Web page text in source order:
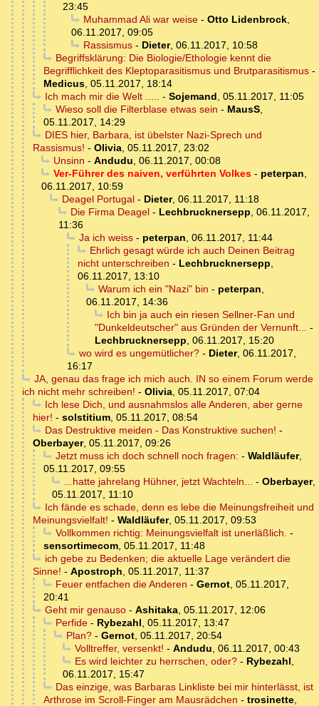
23:45
Muhammad Ali war weise- Otto Lidenbrock,
06.11.2017, 09:05
Rassismus- Dieter, 06.11.2017, 10:58
Begriffsklärung: Die Biologie/Ethologie kennt die
Begrifflichkeit des Kleptoparasitismus und Brutparasitismus -
Medicus, 05.11.2017, 18:14
Ich mach mir die Welt ..... - Sojemand, 05.11.2017, 11:05
Wieso soll die Filterblase etwas sein - MausS,
05.11.2017, 14:29
DIES hier, Barbara, ist übelster Nazi-Sprech und
Rassismus! - Olivia, 05.11.2017, 23:02
Unsinn - Andudu, 06.11.2017, 00:08
Ver-Führer des naiven, verführten Volkes- peterpan,
06.11.2017, 10:59
Deagel Portugal- Dieter, 06.11.2017, 11:18
Die Firma Deagel- Lechbrucknersepp, 06.11.2017,
11:36
Ja ich weiss- peterpan, 06.11.2017, 11:44
Ehrlich gesagt würde ich auch Deinen Beitrag
nicht unterschreiben - Lechbrucknersepp,
06.11.2017, 13:10
Warum ich ein "Nazi" bin - peterpan,
06.11.2017, 14:36
Ich bin ja auch ein riesen Sellner-Fan und
"Dunkeldeutscher" aus Gründen der Vernunft... -
Lechbrucknersepp, 06.11.2017, 15:20
wo wird es ungemütlicher?- Dieter, 06.11.2017,
16:17
JA, genau das frage ich mich auch. IN so einem Forum werde
ich nicht mehr schreiben! - Olivia, 05.11.2017, 07:04
Ich lese Dich, und ausnahmslos alle Anderen, aber gerne
hier! - solstitium, 05.11.2017, 08:54
Das Destruktive meiden - Das Konstruktive suchen! -
Oberbayer, 05.11.2017, 09:26
Jetzt muss ich doch schnell noch fragen: - Waldläufer,
05.11.2017, 09:55
...hatte jahrelang Hühner, jetzt Wachteln... - Oberbayer,
05.11.2017, 11:10
Ich fände es schade, denn es lebe die Meinungsfreiheit und
Meinungsvielfalt! - Waldläufer, 05.11.2017, 09:53
Vollkommen richtig: Meinungsvielfalt ist unerläßlich. -
sensortimecom, 05.11.2017, 11:48
ich gebe zu Bedenken; die aktuelle Lage verändert die
Sinne! - Apostroph, 05.11.2017, 11:37
Feuer entfachen die Anderen - Gernot, 05.11.2017,
20:41
Geht mir genauso- Ashitaka, 05.11.2017, 12:06
Perfide- Rybezahl, 05.11.2017, 13:47
Plan?- Gernot, 05.11.2017, 20:54
Volltreffer, versenkt! - Andudu, 06.11.2017, 00:43
Es wird leichter zu herrschen, oder?- Rybezahl,
06.11.2017, 15:47
Das einzige, was Barbaras Linkliste bei mir hinterlässt, ist
Arthrose im Scroll-Finger am Mausrädchen - trosinette,